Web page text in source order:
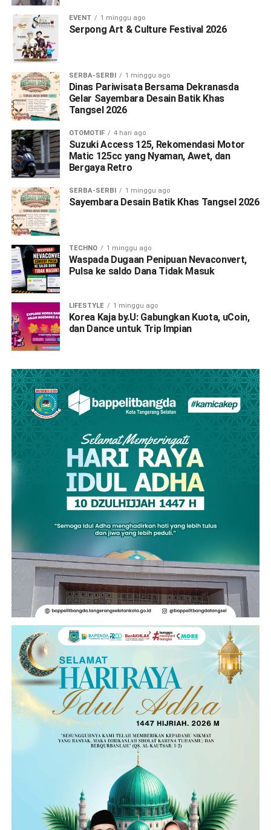
EVENT 1 minggu ago
Serpong Art & Culture Festival 2026
SERBA-SERBI 1 minggu ago
Dinas Pariwisata Bersama Dekranasda
Gelar Sayembara Desain Batik Khas
Tangsel 2026
OTOMOTIF 4 hari ago
Suzuki Access 125, Rekomendasi Motor
Matic 125cc yang Nyaman, Awet, dan
Bergaya Retro
SERBA-SERBI 1 minggu ago
Sayembara Desain Batik Khas Tangsel 2026
TECHNO 1 minggu ago
Waspada Dugaan Penipuan Nevaconvert,
Pulsa ke saldo Dana Tidak Masuk
LIFESTYLE 1 minggu ago
Korea Kaja by.U: Gabungkan Kuota, uCoin,
dan Dance untuk Trip Impian